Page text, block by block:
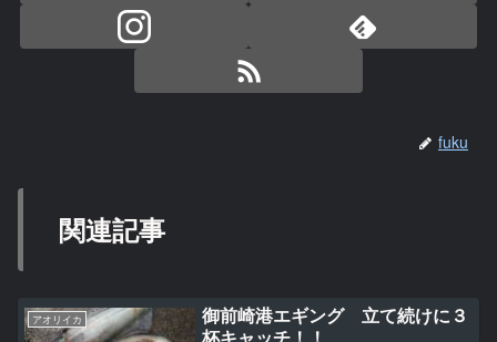
fuku
関連記事
アオリイカ
御前崎港エギング 立て続けに３